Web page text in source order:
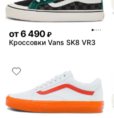
от6 490 ₽
Кроссовки Vans SK8 VR3